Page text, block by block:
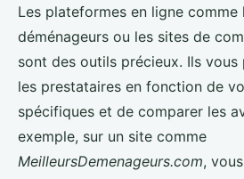
Les plateformes en ligne comme
déménageurs ou les sites de
sont des outils précieux. Ils
les prestataires en fonction de
spécifiques et de comparer les
exemple, sur un site comme
MeilleursDemenageurs.com,